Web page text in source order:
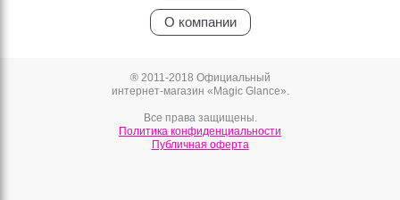
О компании
® 2011-2018 Официальный
интернет-магазин «Magic Glance».
Все права защищены.
Политика конфиденциальности
Публичная оферта